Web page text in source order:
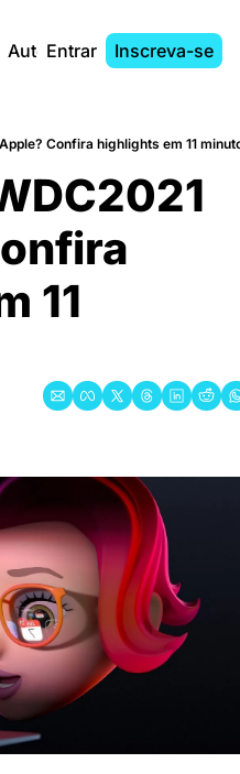
AutoresEntrar Inscreva-se
Confira highlights em 11
11